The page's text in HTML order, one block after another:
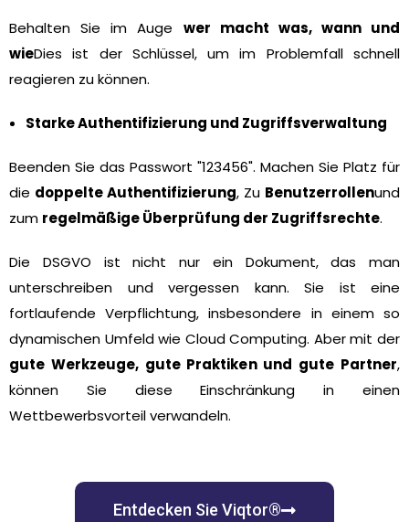
Behalten Sie im Auge wer macht was, wann und
wieDies ist der Schlüssel, um im Problemfall schnell
reagieren zu können.
Starke Authentifizierung und Zugriffsverwaltung
Beenden Sie das Passwort "123456". Machen Sie Platz für
die doppelte Authentifizierung, Zu Benutzerrollenund
zum regelmäßige Überprüfung der Zugriffsrechte.
Die DSGVO ist nicht nur ein Dokument, das man
unterschreiben und vergessen kann. Sie ist eine
fortlaufende Verpflichtung, insbesondere in einem so
dynamischen Umfeld wie Cloud Computing. Aber mit der
gute Werkzeuge, gute Praktiken und gute Partner,
können Sie diese Einschränkung in einen
Wettbewerbsvorteil verwandeln.
Entdecken Sie Viqtor®